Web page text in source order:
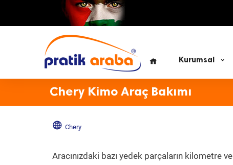
Kurumsal
Chery Kimo Araç Bakımı
Chery
Aracınızdaki bazı yedek parçaların kilometre